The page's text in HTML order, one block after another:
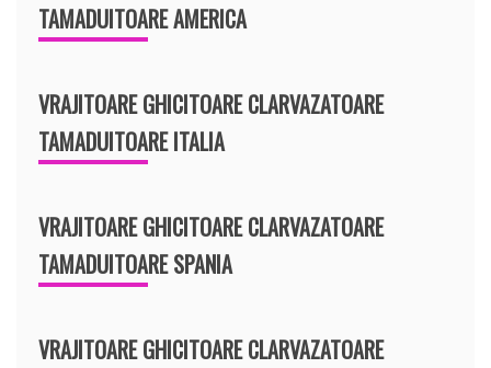
TAMADUITOARE AMERICA
VRAJITOARE GHICITOARE CLARVAZATOARE
TAMADUITOARE ITALIA
VRAJITOARE GHICITOARE CLARVAZATOARE
TAMADUITOARE SPANIA
VRAJITOARE GHICITOARE CLARVAZATOARE